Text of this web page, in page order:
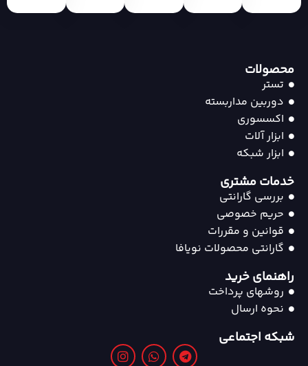
محصولات
تستر
دوربین مداربسته
اکسسوری
ابزار آلات
ابزار شبکه
خدمات مشتری
بررسی گارانتی
حریم خصوصی
قوانین و مقررات
گارانتی محصولات نویافا
راهنمای خرید
روشهای پرداخت
نحوه ارسال
شبکه اجتماعی